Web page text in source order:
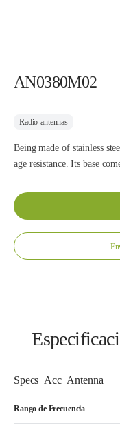
AN0380M02
Radio-antennas
Being made of stainless
age resistance. Its base
Specs_Acc_Antenna
Rango de Frecuencia